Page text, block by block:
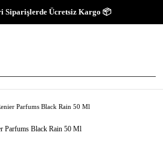
Siparişlerde Ücretsiz Kargo 📦
Parfums Black Rain 50 Ml